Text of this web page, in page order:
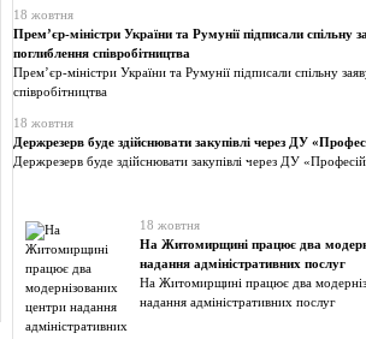
18 жовтня
Прем’єр-міністри України та Румунії підписали спільну
поглиблення співробітництва
Прем’єр-міністри України та Румунії підписали спільну
співробітництва
18 жовтня
Держрезерв буде здійснювати закупівлі через ДУ
Держрезерв буде здійснювати закупівлі через ДУ
18 жовтня
На Житомирщині працює два
надання адміністративних послуг
На Житомирщині працює два
надання адміністративних послуг